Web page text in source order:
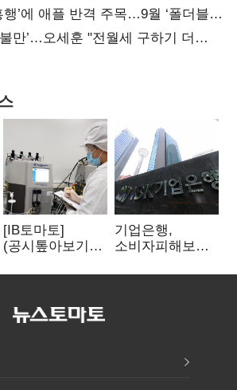
행’에 애플 반격 주목…9월 ‘폴더블
만’…오세훈 "전월세 구하기 더
[IB토마토]
(공시톺아보기)
무엇이 '중요한
기업은행,
소비자피해보상
보이스피싱 공시